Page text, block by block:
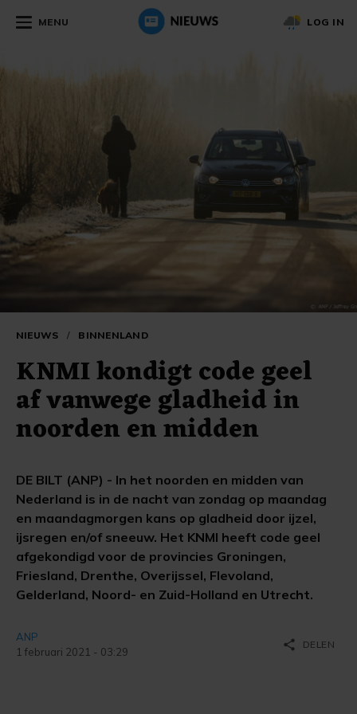
MENU LOG IN
NIEUWS / BINNENLAND
KNMI kondigt code geel
af vanwege gladheid in
noorden en midden
DE BILT (ANP) - In het noorden en midden van
Nederland is in de nacht van zondag op maandag
en maandagmorgen kans op gladheid door ijzel,
ijsregen en/of sneeuw. Het KNMI heeft code geel
afgekondigd voor de provincies Groningen,
Friesland, Drenthe, Overijssel, Flevoland,
Gelderland, Noord- en Zuid-Holland en Utrecht.
ANP
1 februari 2021 - 03:29
share DELEN